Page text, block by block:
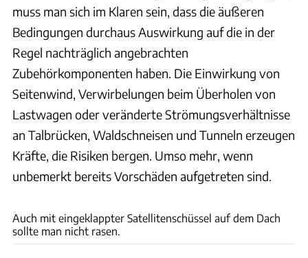
muss man sich im Klaren sein, dass die äußeren
Bedingungen durchaus Auswirkung auf die in der
Regel nachträglich angebrachten
Zubehörkomponenten haben. Die Einwirkung von
Seitenwind, Verwirbelungen beim Überholen von
Lastwagen oder veränderte Strömungsverhältnisse
an Talbrücken, Waldschneisen und Tunneln erzeugen
Kräfte, die Risiken bergen. Umso mehr, wenn
unbemerkt bereits Vorschäden aufgetreten sind.
Auch mit eingeklappter Satellitenschüssel auf dem Dach
sollte man nicht rasen.